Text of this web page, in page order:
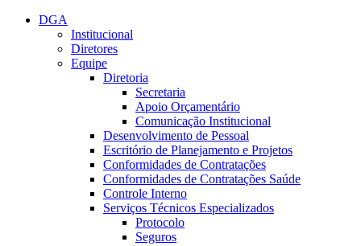
Conteúdo principal
DGA
Institucional
Diretores
Equipe
Diretoria
Secretaria
Apoio Orçamentário
Comunicação Institucional
Desenvolvimento de Pessoal
Escritório de Planejamento e Projetos
Conformidades de Contratações
Conformidades de Contratações Saúde
Controle Interno
Serviços Técnicos Especializados
Protocolo
Seguros